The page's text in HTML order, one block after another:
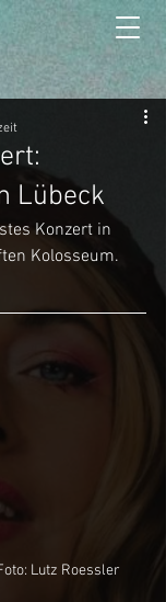
Lübeck
Konzert in
Kolosseum.
Lutz Roessler